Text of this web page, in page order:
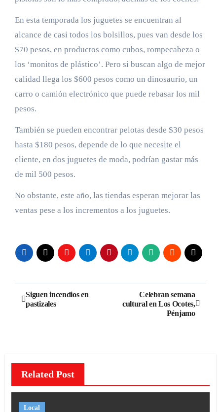
En esta temporada los juguetes se encuentran al
alcance de casi todos los bolsillos, pues van desde los
$70 pesos, en productos como cubos, rompecabeza o
los ‘monitos de plástico’. Pero si buscan algo de mejor
calidad llega los $600 pesos como un dinosaurio, un
carro o camión electrónico que puede rebasar los mil
pesos.
También se pueden encontrar pelotas desde $30 pesos
hasta $180 pesos, depende de lo que necesite el
cliente, en dos juguetes de moda, podrían gastar más
de mil 500 pesos.
No obstante, este año, las tiendas esperan mejorar las
ventas pese a los incrementos a los juguetes.
Navegación
de
Siguen incendios en
pastizales
Celebran semana
cultural en Los Ocotes,
Pénjamo
Related Post
Local